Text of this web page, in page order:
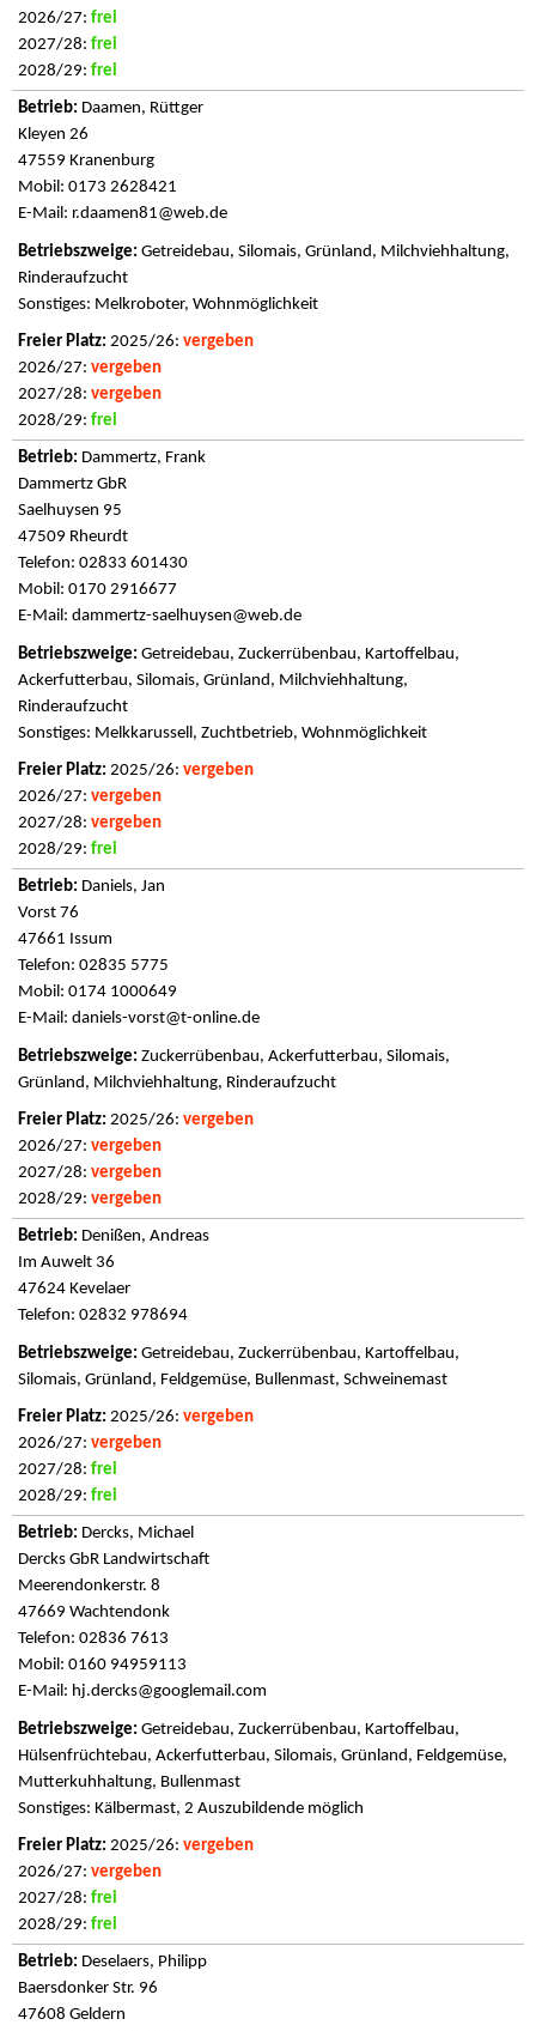
2026/27: frei
2027/28: frei
2028/29: frei
Daamen, Rüttger
Kleyen 26
47559 Kranenburg
Mobil: 0173 2628421
E-Mail: r.daamen81@web.de
Getreidebau, Silomais, Grünland, Milchviehhaltung,
Rinderaufzucht
Sonstiges: Melkroboter, Wohnmöglichkeit
2025/26: vergeben
2026/27: vergeben
2027/28: vergeben
2028/29: frei
Dammertz, Frank
Dammertz GbR
Saelhuysen 95
47509 Rheurdt
Telefon: 02833 601430
Mobil: 0170 2916677
E-Mail: dammertz-saelhuysen@web.de
Getreidebau, Zuckerrübenbau, Kartoffelbau,
Ackerfutterbau, Silomais, Grünland, Milchviehhaltung,
Rinderaufzucht
Sonstiges: Melkkarussell, Zuchtbetrieb, Wohnmöglichkeit
2025/26: vergeben
2026/27: vergeben
2027/28: vergeben
2028/29: frei
Daniels, Jan
Vorst 76
47661 Issum
Telefon: 02835 5775
Mobil: 0174 1000649
E-Mail: daniels-vorst@t-online.de
Zuckerrübenbau, Ackerfutterbau, Silomais,
Grünland, Milchviehhaltung, Rinderaufzucht
2025/26: vergeben
2026/27: vergeben
2027/28: vergeben
2028/29: vergeben
Denißen, Andreas
Im Auwelt 36
47624 Kevelaer
Telefon: 02832 978694
Getreidebau, Zuckerrübenbau, Kartoffelbau,
Silomais, Grünland, Feldgemüse, Bullenmast, Schweinemast
2025/26: vergeben
2026/27: vergeben
2027/28: frei
2028/29: frei
Dercks, Michael
Dercks GbR Landwirtschaft
Meerendonkerstr. 8
47669 Wachtendonk
Telefon: 02836 7613
Mobil: 0160 94959113
E-Mail: hj.dercks@googlemail.com
Getreidebau, Zuckerrübenbau, Kartoffelbau,
Hülsenfrüchtebau, Ackerfutterbau, Silomais, Grünland, Feldgemüse,
Mutterkuhhaltung, Bullenmast
Sonstiges: Kälbermast, 2 Auszubildende möglich
2025/26: vergeben
2026/27: vergeben
2027/28: frei
2028/29: frei
Deselaers, Philipp
Baersdonker Str. 96
47608 Geldern